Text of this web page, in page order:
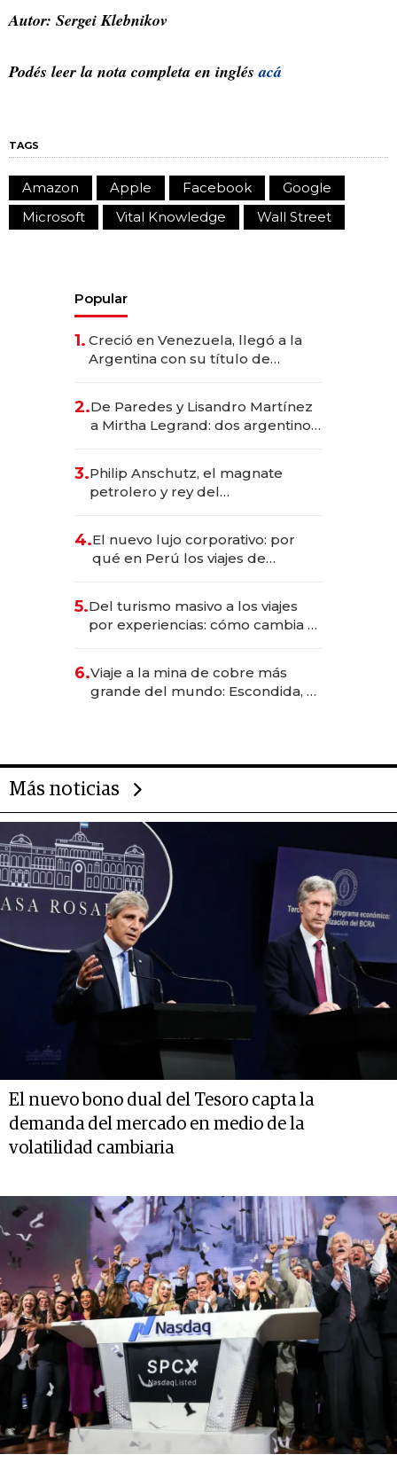
Autor: Sergei Klebnikov
Podés leer la nota completa en inglésacá
TAGS
Amazon Apple Facebook
Google
Microsoft
Vital Knowledge Wall Street
Popular
1. Creció en Venezuela, llegó a la
Argentina con su título de
las marcas "fast premium"
2.De Paredes y Lisandro Martínez
a Mirtha Legrand: dos argentinos
3.Philip Anschutz, el magnate
petrolero y rey del
Fénix
4.El nuevo lujo corporativo: por
qué en Perú los viajes de
transformadoras
5.Del turismo masivo a los viajes
por experiencias: cómo cambia el
6.Viaje a la mina de cobre más
grande del mundo: Escondida, el
Más noticias
El nuevo bono dual del Tesoro capta la
demanda del mercado en medio de la
volatilidad cambiaria